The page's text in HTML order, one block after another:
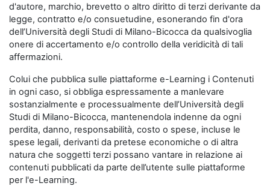
d'autore, marchio, brevetto o altro diritto di terzi derivante da
legge, contratto e/o consuetudine, esonerando fin d'ora
dell’Università degli Studi di Milano-Bicocca da qualsivoglia
onere di accertamento e/o controllo della veridicità di tali
affermazioni.
Colui che pubblica sulle piattaforme e-Learning i Contenuti
in ogni caso, si obbliga espressamente a manlevare
sostanzialmente e processualmente dell’Università degli
Studi di Milano-Bicocca, mantenendola indenne da ogni
perdita, danno, responsabilità, costo o spese, incluse le
spese legali, derivanti da pretese economiche o di altra
natura che soggetti terzi possano vantare in relazione ai
contenuti pubblicati da parte dell’utente sulle piattaforme
per l'e-Learning.